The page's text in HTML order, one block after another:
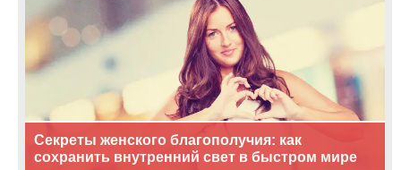
Секреты женского благополучия: как
сохранить внутренний свет в быстром мире